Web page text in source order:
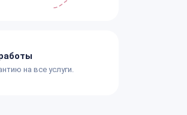
на все услуги.